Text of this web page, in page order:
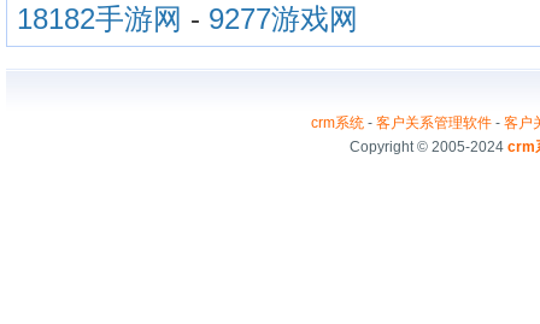
18182手游网 - 9277游戏网
crm系统 - 客户关系管理软件 - 客户
Copyright © 2005-2024 crm